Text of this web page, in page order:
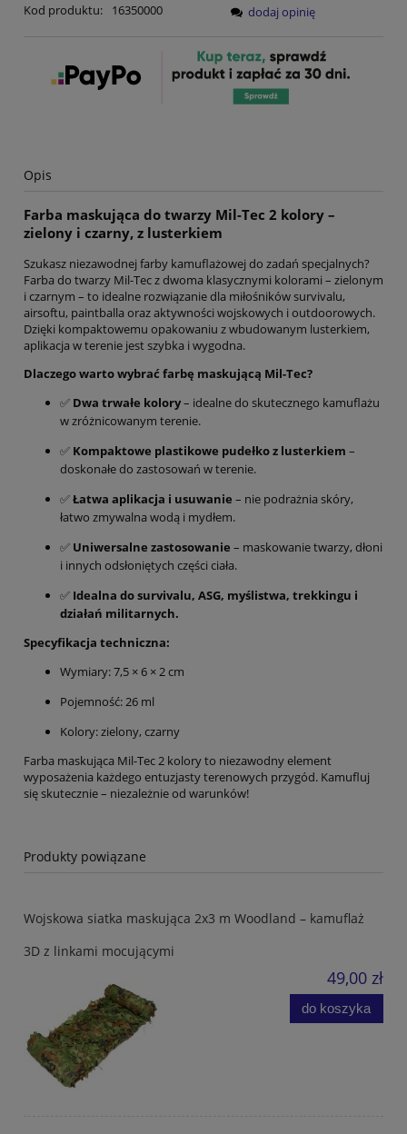
Kod produktu:
16350000
dodaj opinię
Opis
Farba maskująca do twarzy Mil-Tec 2 kolory –
zielony i czarny, z lusterkiem
Szukasz niezawodnej farby kamuflażowej do zadań specjalnych?
Farba do twarzy Mil-Tec z dwoma klasycznymi kolorami – zielonym
i czarnym – to idealne rozwiązanie dla miłośników survivalu,
airsoftu, paintballa oraz aktywności wojskowych i outdoorowych.
Dzięki kompaktowemu opakowaniu z wbudowanym lusterkiem,
aplikacja w terenie jest szybka i wygodna.
Dlaczego warto wybrać farbę maskującą Mil-Tec?
✅ Dwa trwałe kolory– idealne do skutecznego kamuflażu
w zróżnicowanym terenie.
✅ Kompaktowe plastikowe pudełko z lusterkiem –
doskonałe do zastosowań w terenie.
✅Łatwa aplikacja i usuwanie – nie podrażnia skóry,
łatwo zmywalna wodą i mydłem.
✅ Uniwersalne zastosowanie – maskowanie twarzy, dłoni
i innych odsłoniętych części ciała.
✅ Idealna do survivalu, ASG, myślistwa, trekkingu i
działań militarnych.
Specyfikacja techniczna:
Wymiary: 7,5 × 6 × 2 cm
Pojemność: 26 ml
Kolory: zielony, czarny
Farba maskująca Mil-Tec 2 kolory to niezawodny element
wyposażenia każdego entuzjasty terenowych przygód. Kamufluj
się skutecznie – niezależnie od warunków!
Produkty powiązane
Wojskowa siatka maskująca 2x3 m Woodland – kamuflaż
3D z linkami mocującymi
49,00 zł
do koszyka